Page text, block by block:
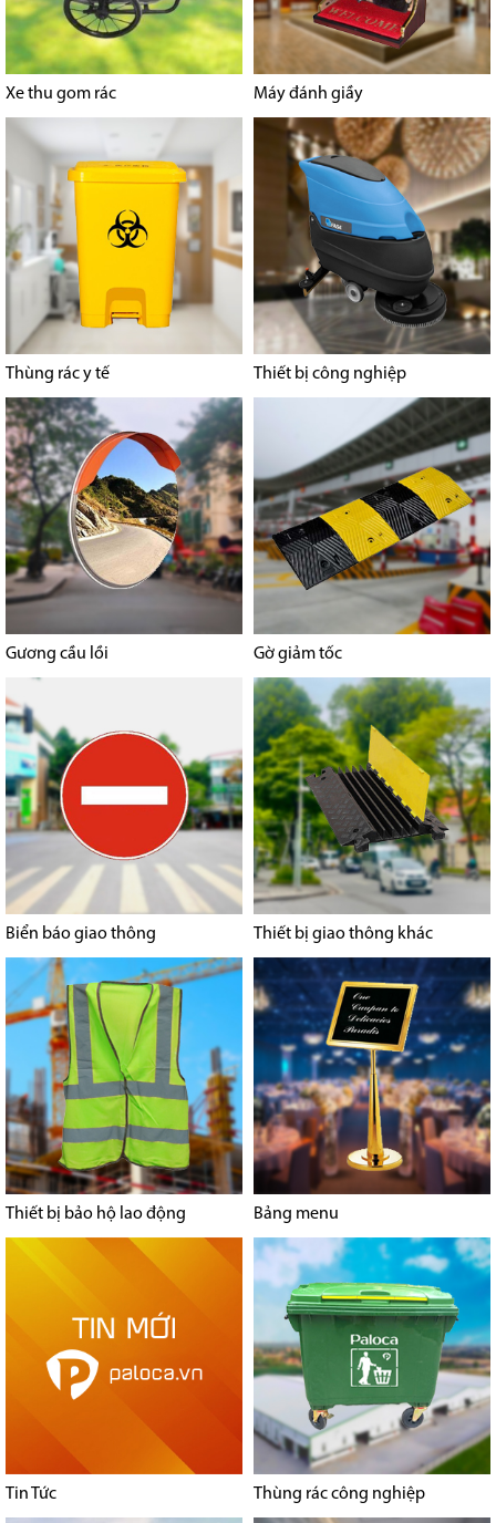
Xe thu gom rác Máy đánh giầy
Thùng rác y tế Thiết bị công nghiệp
Gương cầu lồi Gờ giảm tốc
Biển báo giao thông Thiết bị giao thông khác
Thiết bị bảo hộ lao động Bảng menu
Tin Tức Thùng rác công nghiệp